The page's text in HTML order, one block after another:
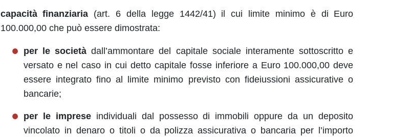
capacità finanziaria (art. 6 della legge 1442/41) il cui limite minimo è di Euro
100.000,00 che può essere dimostrata:
per le società dall’ammontare del capitale sociale interamente sottoscritto e
versato e nel caso in cui detto capitale fosse inferiore a Euro 100.000,00 deve
essere integrato fino al limite minimo previsto con fideiussioni assicurative o
bancarie;
per le impreseindividuali dal possesso di immobili oppure da un deposito
vincolato in denaro o titoli o da polizza assicurativa o bancaria per l’importo